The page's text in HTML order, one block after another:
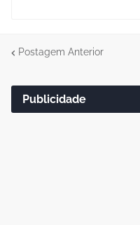
Postagem Anterior
Publicidade